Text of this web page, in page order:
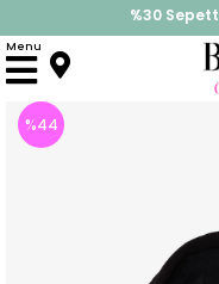
%30
İndirimlere ek
Menu
Anasayfa Üst
%44